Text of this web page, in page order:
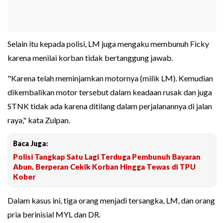
Selain itu kepada polisi, LM juga mengaku membunuh Ficky
karena menilai korban tidak bertanggung jawab.
"Karena telah meminjamkan motornya (milik LM). Kemudian
dikembalikan motor tersebut dalam keadaan rusak dan juga
STNK tidak ada karena ditilang dalam perjalanannya di jalan
raya," kata Zulpan.
Baca Juga:
Polisi Tangkap Satu Lagi Terduga Pembunuh Bayaran
Abun, Berperan Cekik Korban Hingga Tewas di TPU
Kober
Dalam kasus ini, tiga orang menjadi tersangka, LM, dan orang
pria berinisial MYL dan DR.